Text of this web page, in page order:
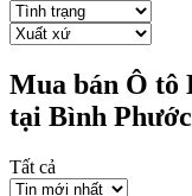
Mua bán Ô tô
tại Bình Phước
Tất cả